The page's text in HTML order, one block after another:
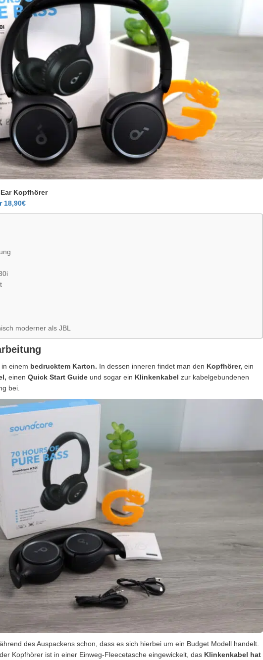
Kopfhörer
18,90€
moderner als JBL
einem bedrucktem Karton. In dessen inneren findet man den Kopfhörer, ein
einen Quick Start Guide und sogar ein Klinkenkabel zur kabelgebundenen
bei.
des Auspackens schon, dass es sich hierbei um ein Budget Modell handelt.
Kopfhörer ist in einer Einweg-Fleecetasche eingewickelt, das Klinkenkabel hat